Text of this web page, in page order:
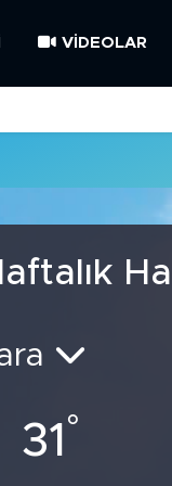
VIDEOLAR
31 °